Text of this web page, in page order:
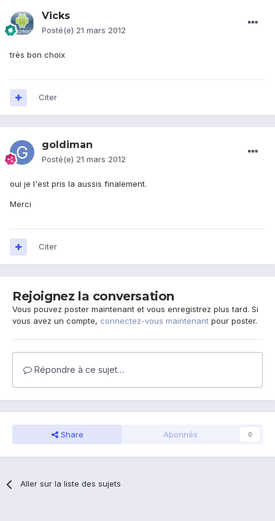
Vicks
Posté(e) 21 mars 2012
très bon choix
Citer
goldiman
Posté(e) 21 mars 2012
oui je l'est pris la aussis finalement.
Merci
Citer
Rejoignez la conversation
Vous pouvez poster maintenant et vous enregistrez plus tard. Si
vous avez un compte, connectez-vous maintenant pour poster.
Répondre à ce sujet…
Share Abonnés 0
Aller sur la liste des sujets